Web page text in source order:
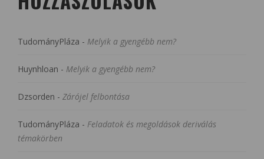
TudományPláza - Melyik a gyengébb nem?
Huynhloan - Melyik a gyengébb nem?
Dzsorden - Zárójel felbontása
TudományPláza - Feladatok és megoldások deriválás
témakörben